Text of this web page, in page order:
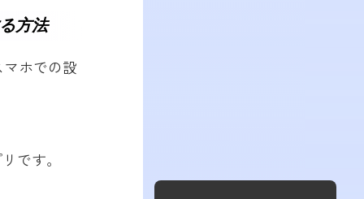
方法
ホでの設
です。